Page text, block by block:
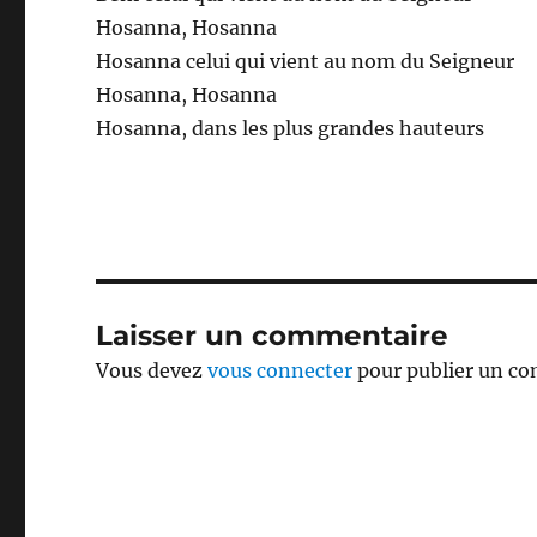
Hosanna, Hosanna
Hosanna celui qui vient au nom du Seigneur
Hosanna, Hosanna
Hosanna, dans les plus grandes hauteurs
Laisser un commentaire
Vous devezvous connecter pour publier un